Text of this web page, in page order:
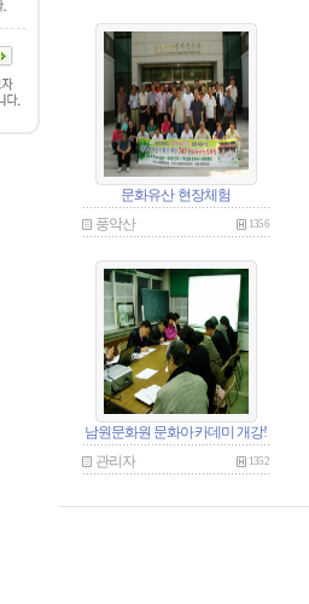
문화유산 현장체험
풍악산
1356
남원문화원 문화아카데미 개강!
관리자
1352